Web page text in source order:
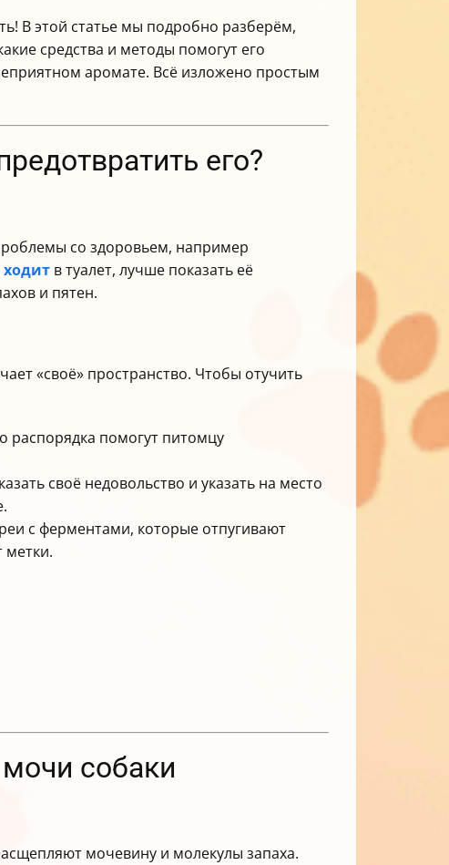
В этой статье мы подробно разберём,
средства и методы помогут его
аромате. Всё изложено простым
его?
со здоровьем, например
ходит в туалет, лучше показать её
и пятен.
«своё» пространство. Чтобы отучить
распорядка помогут питомцу
своё недовольство и указать на место
с ферментами, которые отпугивают
метки.
собаки
мочевину и молекулы запаха.